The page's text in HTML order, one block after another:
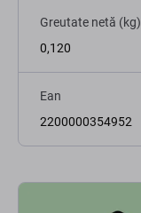
Greutate netă (kg)
0,120
Ean
2200000354952